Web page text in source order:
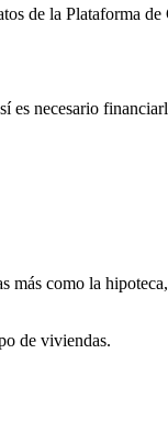
de la Plataforma
es necesario
más como la
de viviendas.